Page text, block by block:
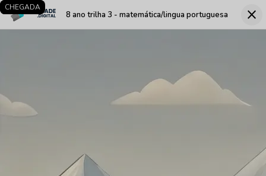
8 ano trilha 3 - matemática/lingua portuguesa close
LARGADA
CHEGADA